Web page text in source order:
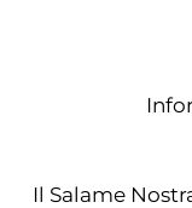
Il Salame